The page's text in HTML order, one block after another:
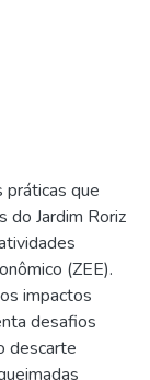
práticas que
do Jardim Roriz
(ZEE).
impactos
desafios
descarte